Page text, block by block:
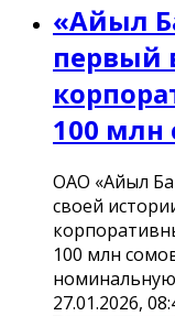
«Айыл
первый
100 млн
ОАО «Айыл
своей
100 млн
номинальную
27.01.2026,